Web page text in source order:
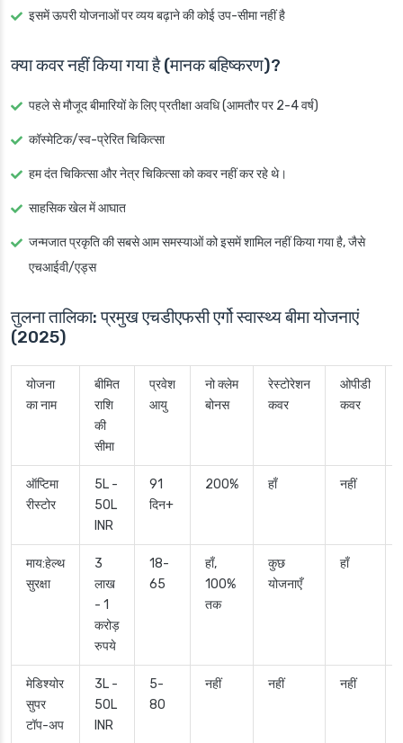
इसमें ऊपरी योजनाओं पर व्यय बढ़ाने की कोई उप-सीमा नहीं है
क्या कवर नहीं किया गया है (मानक बहिष्करण)?
पहले से मौजूद बीमारियों के लिए प्रतीक्षा अवधि (आमतौर पर 2-4 वर्ष)
कॉस्मेटिक/स्व-प्रेरित चिकित्सा
हम दंत चिकित्सा और नेत्र चिकित्सा को कवर नहीं कर रहे थे।
साहसिक खेल में आघात
जन्मजात प्रकृति की सबसे आम समस्याओं को इसमें शामिल नहीं किया गया है, जैसे
एचआईवी/एड्स
तुलना तालिका: प्रमुख एचडीएफसी एर्गो स्वास्थ्य बीमा योजनाएं
(2025)
योजना
का नाम
बीमित
राशि
की
सीमा
प्रवेश
आयु
नो क्लेम
बोनस
रेस्टोरेशन
कवर
ओपीडी
कवर
ऑप्टिमा
रीस्टोर
5L -
50L
INR
91
दिन+
200% हाँ नहीं
माय:हेल्थ
सुरक्षा
3
लाख
- 1
करोड़
रुपये
18-
65
हाँ,
100%
तक
कुछ
योजनाएँ
हाँ
मेडिश्योर
सुपर
टॉप-अप
3L -
50L
INR
5-
80
नहीं नहीं नहीं